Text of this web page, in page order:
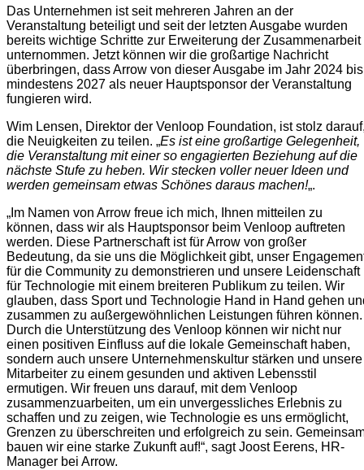
Das Unternehmen ist seit mehreren Jahren an der
Veranstaltung beteiligt und seit der letzten Ausgabe wurden
bereits wichtige Schritte zur Erweiterung der Zusammenarbeit
unternommen. Jetzt können wir die großartige Nachricht
überbringen, dass Arrow von dieser Ausgabe im Jahr 2024 bis
mindestens 2027 als neuer Hauptsponsor der Veranstaltung
fungieren wird.
Wim Lensen, Direktor der Venloop Foundation, ist stolz
die Neuigkeiten zu teilen. „Es ist eine großartige Gelegenheit,
die Veranstaltung mit einer so engagierten Beziehung auf die
nächste Stufe zu heben. Wir stecken voller neuer Ideen und
werden gemeinsam etwas Schönes daraus machen!„.
„Im Namen von Arrow freue ich mich, Ihnen mitteilen zu
können, dass wir als Hauptsponsor beim Venloop auftreten
werden. Diese Partnerschaft ist für Arrow von großer
Bedeutung, da sie uns die Möglichkeit gibt, unser
für die Community zu demonstrieren und unsere Leidenschaft
für Technologie mit einem breiteren Publikum zu teilen. Wir
glauben, dass Sport und Technologie Hand in Hand gehen
zusammen zu außergewöhnlichen Leistungen führen können.
Durch die Unterstützung des Venloop können wir nicht nur
einen positiven Einfluss auf die lokale Gemeinschaft haben,
sondern auch unsere Unternehmenskultur stärken und unsere
Mitarbeiter zu einem gesunden und aktiven Lebensstil
ermutigen. Wir freuen uns darauf, mit dem Venloop
zusammenzuarbeiten, um ein unvergessliches Erlebnis zu
schaffen und zu zeigen, wie Technologie es uns ermöglicht,
Grenzen zu überschreiten und erfolgreich zu sein.
bauen wir eine starke Zukunft auf!“, sagt Joost Eerens, HR-
Manager bei Arrow.